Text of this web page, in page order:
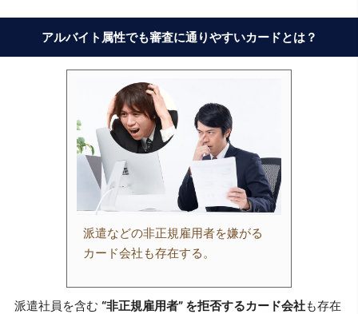
アルバイト属性でも審査に通りやすいカードとは？
派遣などの非正規雇用者を嫌がる
カード会社も存在する。
派遣社員を含む “非正規雇用者” を拒否するカード会社も存在